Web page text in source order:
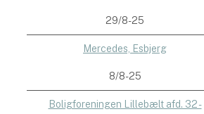
29/8-25
Mercedes, Esbjerg
8/8-25
Boligforeningen Lillebælt afd. 32 -